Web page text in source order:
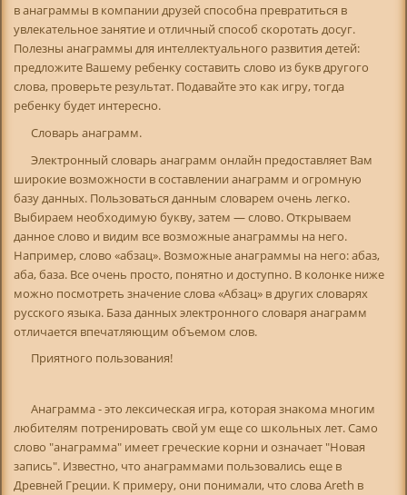
в анаграммы в компании друзей способна превратиться в
увлекательное занятие и отличный способ скоротать досуг.
Полезны анаграммы для интеллектуального развития детей:
предложите Вашему ребенку составить слово из букв другого
слова, проверьте результат. Подавайте это как игру, тогда
ребенку будет интересно.
Словарь анаграмм.
Электронный словарь анаграмм онлайн предоставляет Вам
широкие возможности в составлении анаграмм и огромную
базу данных. Пользоваться данным словарем очень легко.
Выбираем необходимую букву, затем — слово. Открываем
данное слово и видим все возможные анаграммы на него.
Например, слово «абзац». Возможные анаграммы на него: абаз,
аба, база. Все очень просто, понятно и доступно. В колонке ниже
можно посмотреть значение слова «Абзац» в других словарях
русского языка. База данных электронного словаря анаграмм
отличается впечатляющим объемом слов.
Приятного пользования!
Анаграмма - это лексическая игра, которая знакома многим
любителям потренировать свой ум еще со школьных лет. Само
слово "анаграмма" имеет греческие корни и означает "Новая
запись". Известно, что анаграммами пользовались еще в
Древней Греции. К примеру, они понимали, что слова Areth в